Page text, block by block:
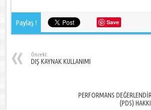
Paylaş ! Save
Önceki:
DIŞ KAYNAK KULLANIMI
PERFORMANS
(PDS)